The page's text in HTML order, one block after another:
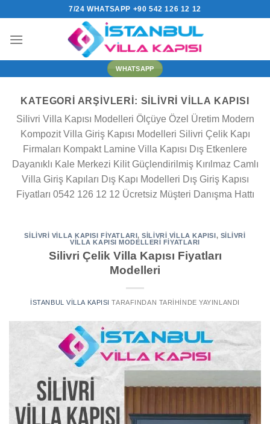
7/24 WHATSAPP +90 542 126 12 12
WHATSAPP
KATEGORI ARŞIVLERI: SILIVRI VILLA KAPISI
Silivri Villa Kapısı Modelleri Ölçüye Özel Üretim Modern
Kompozit Villa Giriş Kapısı Modelleri Silivri Çelik Kapı
Firmaları Kompakt Lamine Villa Kapısı Dış Etkenlere
Dayanıklı Kale Merkezi Kilit Güçlendirilmiş Kırılmaz Camlı
Villa Giriş Kapıları Dış Kapı Modelleri Dış Giriş Kapısı
Fiyatları 0542 126 12 12 Ücretsiz Müşteri Danışma Hattı
SILIVRI VILLA KAPISI FIYATLARI,SILIVRI VILLA KAPISI, SILIVRI
VILLA KAPISI MODELLERI FIYATLARI
Silivri Çelik Villa Kapısı Fiyatları
Modelleri
İSTANBUL VILLA KAPISI TARAFINDAN TARIHINDE YAYINLANDI